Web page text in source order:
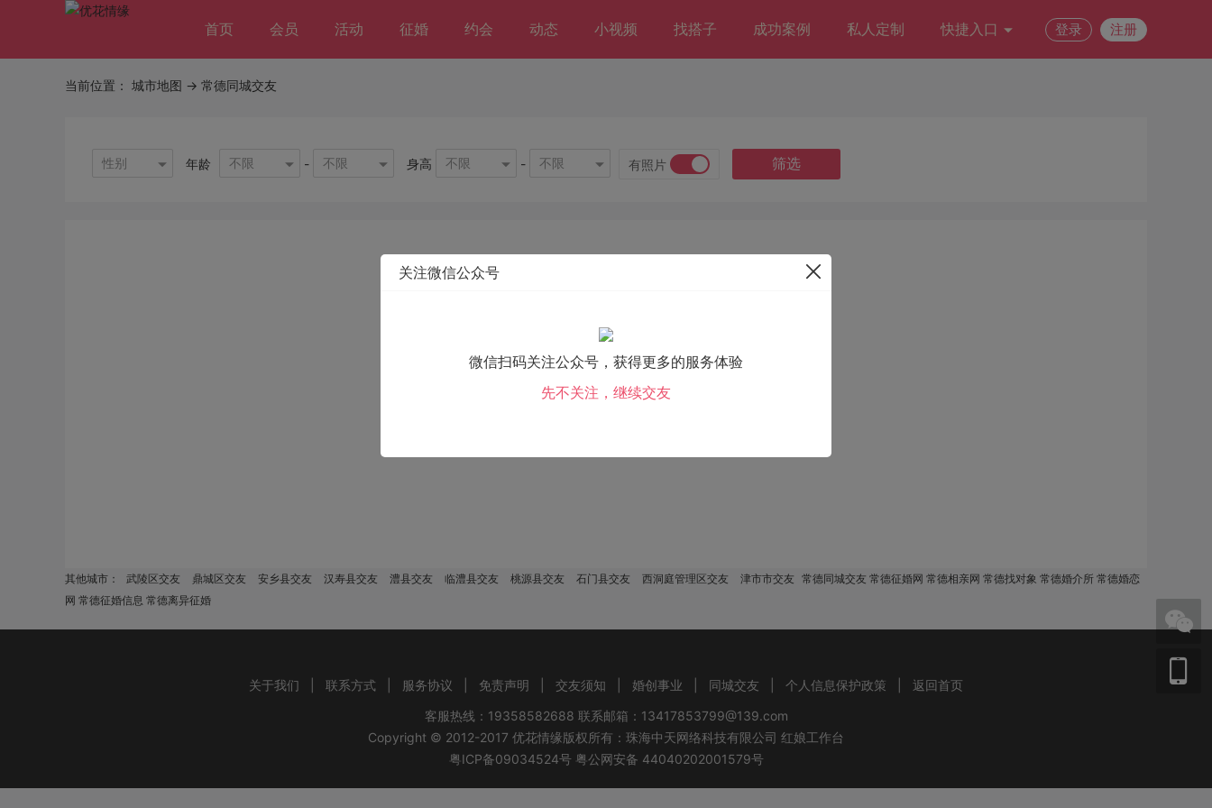
首页 会员 活动 征婚 约会 动态 小视频 找搭子 成功案例 私人定制 快捷入口 登录 注册
当前位置： 城市地图 -> 常德同城交友
性别 年龄 不限 - 不限 身高 不限 - 不限 有照片 筛选
其他城市： 武陵区交友 鼎城区交友 安乡县交友 汉寿县交友 澧县交友 临澧县交友 桃源县交友 石门县交友 西洞庭管理区交友 津市市交友 常德同城交友 常德征婚网 常德相亲网 常德找对象 常德婚介所 常德婚恋
网 常德征婚信息 常德离异征婚
关于我们 联系方式 服务协议 免责声明 交友须知 婚创事业 同城交友 个人信息保护政策
返回首页
客服热线：19358582688 联系邮箱：13417853799@139.com
Copyright © 2012-2017 优花情缘版权所有： 珠海中天网络科技有限公司 红娘工作台
粤ICP备09034524号 粤公网安备 44040202001579号
关注微信公众号
微信扫码关注公众号，获得更多的服务体验
先不关注，继续交友